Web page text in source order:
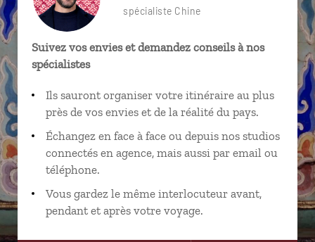
spécialiste Chine
Suivez vos envies et demandez conseils à nos
spécialistes
Ils sauront organiser votre itinéraire au plus
près de vos envies et de la réalité du pays.
Échangez en face à face ou depuis nos studios
connectés en agence, mais aussi par email ou
téléphone.
Vous gardez le même interlocuteur avant,
pendant et après votre voyage.